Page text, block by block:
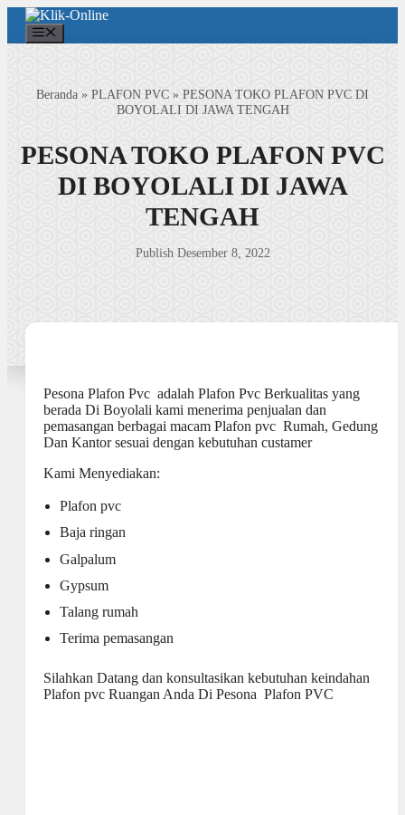
Langsung
isi
Beranda » PLAFON PVC » PESONA TOKO PLAFON PVC DI
BOYOLALI DI JAWA TENGAH
PESONA TOKO PLAFON PVC
DI BOYOLALI DI JAWA
TENGAH
Publish Desember 8, 2022
Pesona Plafon Pvc adalah Plafon Pvc Berkualitas yang
berada Di Boyolali kami menerima penjualan dan
pemasangan berbagai macam Plafon pvc Rumah, Gedung
Dan Kantor sesuai dengan kebutuhan custamer
Kami Menyediakan:
Plafon pvc
Baja ringan
Galpalum
Gypsum
Talang rumah
Terima pemasangan
Silahkan Datang dan konsultasikan kebutuhan keindahan
Plafon pvc Ruangan Anda Di Pesona Plafon PVC